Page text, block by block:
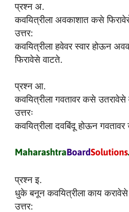
प्रश्न अ.
कवयित्रीला अवकाशात कसे
उत्तर:
कवयित्रीला हवेवर स्वार होऊन
फिरावेसे वाटते.
प्रश्न आ.
कवयित्रीला गवतावर कसे उतरावेसे
उत्तरः
कवयित्रीला दवबिंदू होऊन
प्रश्न इ.
धुके बनून कवयित्रीला काय करावेसे
उत्तर: